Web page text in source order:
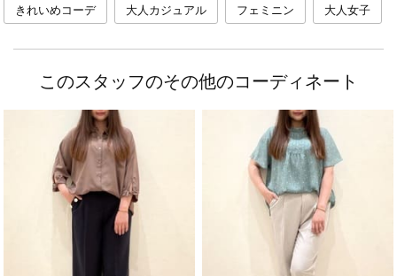
きれいめコーデ 大人カジュアル フェミニン 大人女子
このスタッフのその他のコーディネート